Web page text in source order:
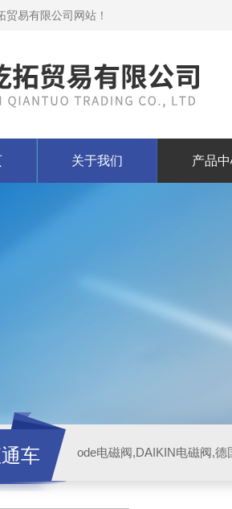
贸易有限公司网站！
关于我们 产品
车 ode电磁阀,DAIKIN电磁阀,